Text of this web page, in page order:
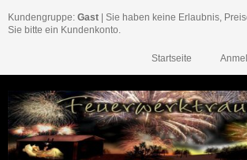
Kundengruppe: Gast | Sie haben keine Erlaubnis,
Sie bitte ein Kundenkonto.
Startseite